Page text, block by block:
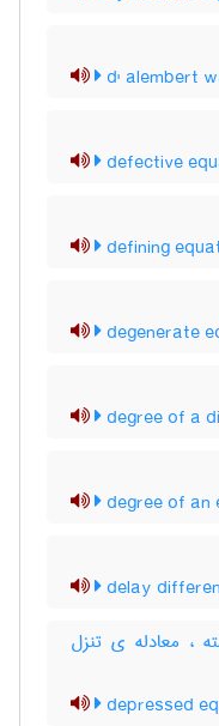
d' alembert
defective
defining
degenerate
degree of a
degree of an
delay
، معادله ی تنزل
depressed